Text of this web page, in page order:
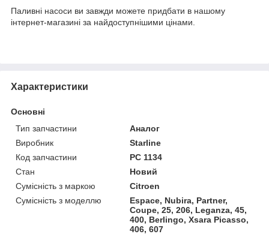
Паливні насоси ви завжди можете придбати в нашому
інтернет-магазині за найдоступнішими цінами.
Характеристики
Основні
Тип запчастини
Аналог
Виробник
Starline
Код запчастини
PC 1134
Стан
Новий
Сумісність з маркою
Citroen
Сумісність з моделлю
Espace, Nubira, Partner,
Coupe, 25, 206, Leganza, 45,
400, Berlingo, Xsara Picasso,
406, 607